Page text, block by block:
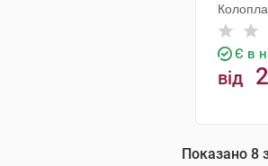
Є в
від
Показано 8